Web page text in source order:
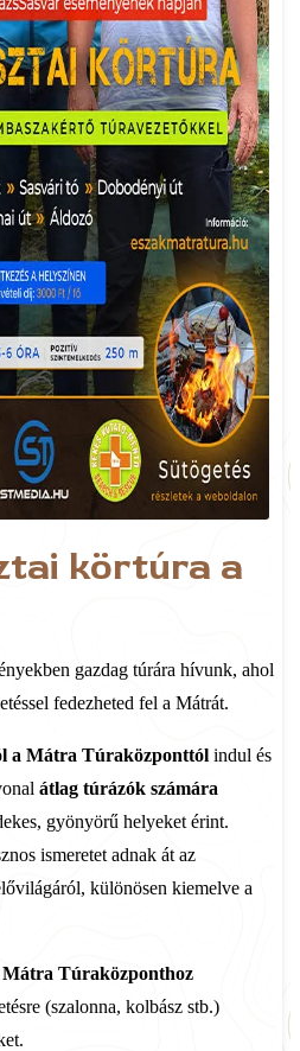
körtúra a
gazdag túrára hívunk, ahol
fedezheted fel a Mátrát.
a Mátra Túraközponttól indul és
átlag túrázók számára
gyönyörű helyeket érint.
ismeretet adnak át az
különösen kiemelve a
Mátra Túraközponthoz
(szalonna, kolbász stb.)